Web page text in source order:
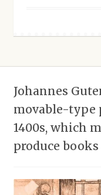
Johannes
movable-type
1400s, which
produce books